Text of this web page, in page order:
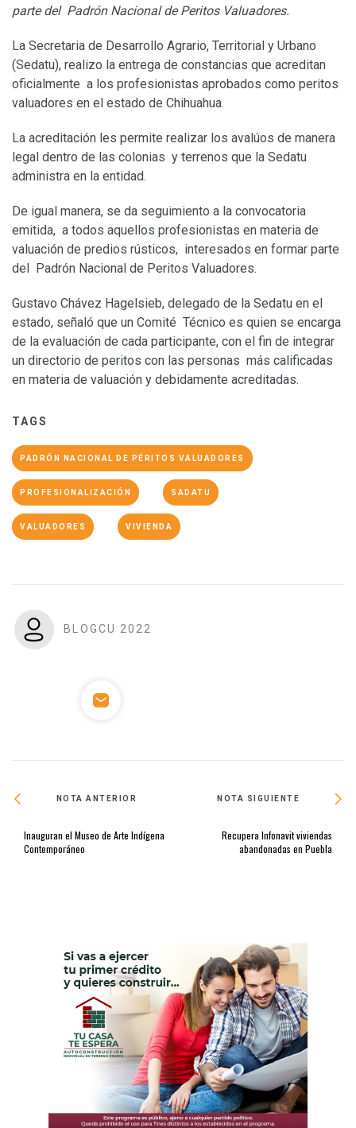
parte del Padrón Nacional de Peritos Valuadores.
La Secretaria de Desarrollo Agrario, Territorial y Urbano
(Sedatu), realizo la entrega de constancias que acreditan
oficialmente a los profesionistas aprobados como peritos
valuadores en el estado de Chihuahua.
La acreditación les permite realizar los avalúos de manera
legal dentro de las colonias y terrenos que la Sedatu
administra en la entidad.
De igual manera, se da seguimiento a la convocatoria
emitida, a todos aquellos profesionistas en materia de
valuación de predios rústicos, interesados en formar parte
del Padrón Nacional de Peritos Valuadores.
Gustavo Chávez Hagelsieb, delegado de la Sedatu en el
estado, señaló que un Comité Técnico es quien se encarga
de la evaluación de cada participante, con el fin de integrar
un directorio de peritos con las personas más calificadas
en materia de valuación y debidamente acreditadas.
TAGS
PADRÓN NACIONAL DE PÉRITOS VALUADORES
PROFESIONALIZACIÓN SADATU
VALUADORES VIVIENDA
BLOGCU 2022
NOTA ANTERIOR
Inauguran el Museo de Arte Indígena
Contemporáneo
NOTA SIGUIENTE
Recupera Infonavit viviendas
abandonadas en Puebla